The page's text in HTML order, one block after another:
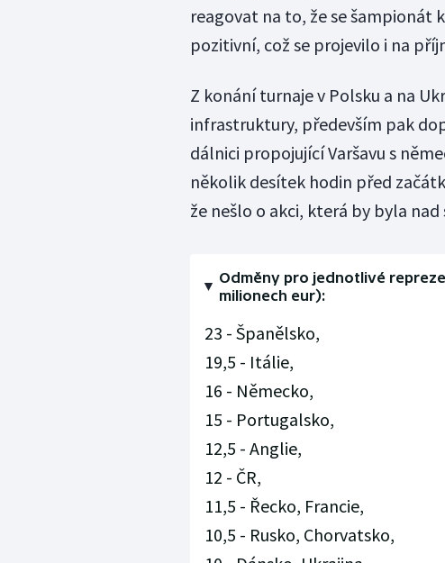
reagovat na to, že se šampionát
pozitivní, což se projevilo i na
Z konání turnaje v Polsku a na
infrastruktury, především pak
dálnici propojující Varšavu s
několik desítek hodin před
že nešlo o akci, která by byla nad
Odměny pro jednotlivé
milionech eur):
23 - Španělsko,
19,5 - Itálie,
16 - Německo,
15 - Portugalsko,
12,5 - Anglie,
12 - ČR,
11,5 - Řecko, Francie,
10,5 - Rusko, Chorvatsko,